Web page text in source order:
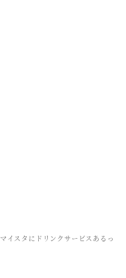
マイスタにドリンクサービスあるっ